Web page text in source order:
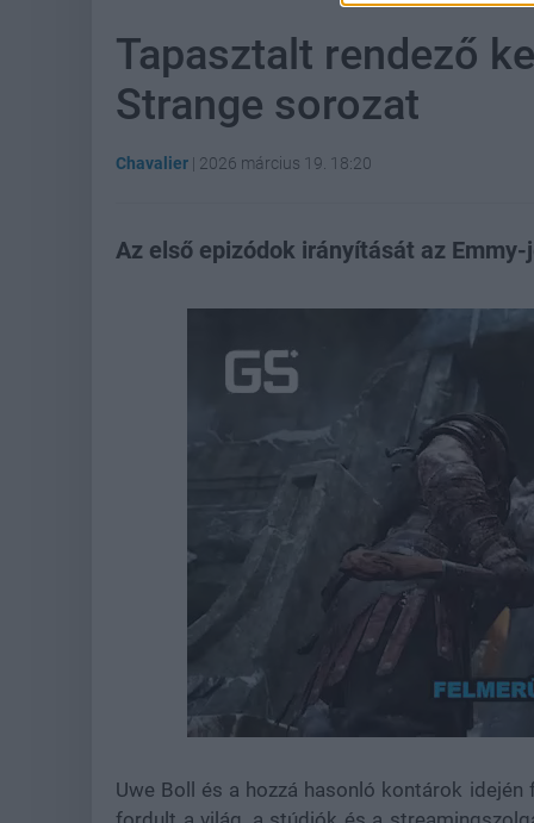
Tapasztalt rendező
Strange sorozat
Chavalier | 2026 március 19. 18:20
Az első epizódok irányítását az
Unmute
29.21%
Uwe Boll és a hozzá hasonló kontárok